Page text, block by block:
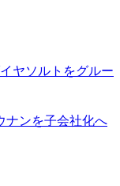
ヤソルトをグルー
ナンを子会社化へ